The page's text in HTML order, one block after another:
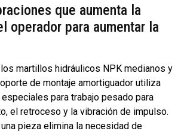
que aumenta la
operador para aumentar la
martillos hidráulicos NPK medianos y
de montaje amortiguador utiliza
para trabajo pesado para
el retroceso y la vibración de impulso.
pieza elimina la necesidad de